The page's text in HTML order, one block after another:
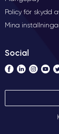
Policy för skydd
Mina
Social